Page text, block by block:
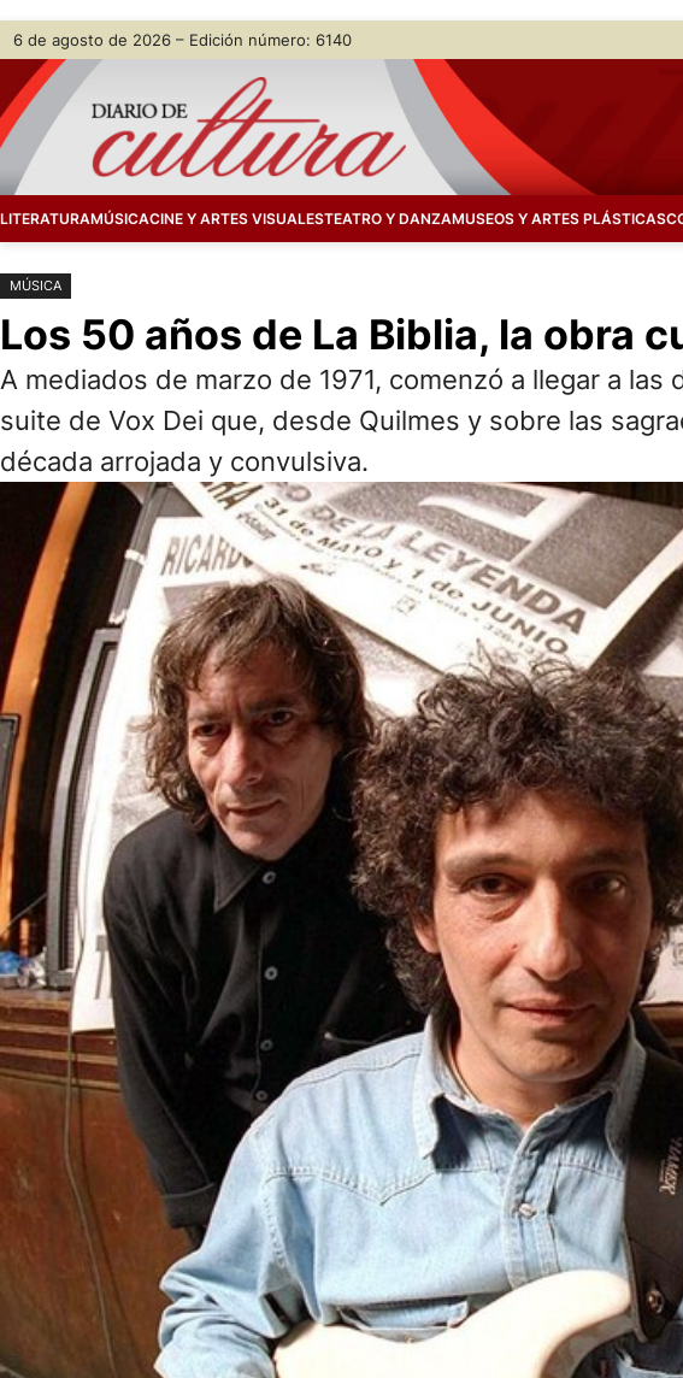
Saltar
contenido
Skip
content
6 de agosto de 2026 – Edición número: 6140
LITERATURAMÚSICACINE Y ARTES VISUALESTEATRO Y DANZAMUSEOS Y ARTES PLÁSTICAS
MÚSICA
Los 50 años de La Biblia, la obra
A mediados de marzo de 1971, comenzó a llegar a
suite de Vox Dei que, desde Quilmes y sobre las
década arrojada y convulsiva.